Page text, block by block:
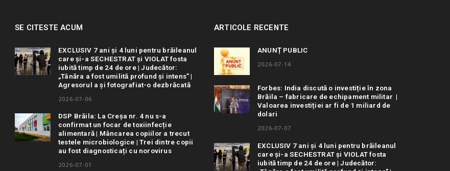
SE CITESTE ACUM
EXCLUSIV 7 ani și 4 luni pentru brăileanul
care și-a SECHESTRAT și VIOLAT fosta
iubită timp de 24 de ore | Judecător:
„Tânăra a fost umilită profund și intens” |
Agresorul a și fotografiat-o dezbrăcată
2026-07-06
DSP Brăila: La Creșa nr. 4 nu s-a
confirmat un focar de toxiinfecție
alimentară | Mâncarea copiilor a trecut
testele microbiologice | Trei dintre copii
au fost diagnosticați cu norovirus
2026-07-01
ARTICOLE RECENTE
ANUNȚ PUBLIC
2026-07-14
Forbes: India discută o investiție în zona
Brăila – fabricare de echipament militar |
Valoarea investiției ar fi de 1 miliard de
dolari
2026-07-07
EXCLUSIV 7 ani și 4 luni pentru brăileanul
care și-a SECHESTRAT și VIOLAT fosta
iubită timp de 24 de ore | Judecător: